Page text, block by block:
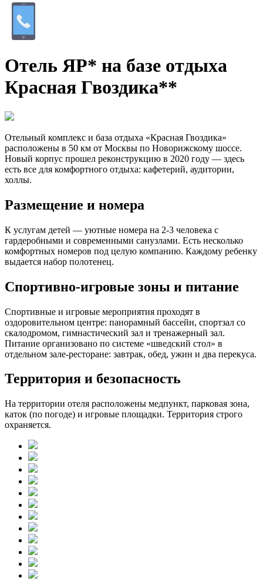
Отель ЯР* на базе отдыха
Красная Гвоздика**
Отельный комплекс и база отдыха «Красная Гвоздика»
расположены в 50 км от Москвы по Новорижскому шоссе.
Новый корпус прошел реконструкцию в 2020 году — здесь
есть все для комфортного отдыха: кафетерий, аудитории,
холлы.
Размещение и номера
К услугам детей — уютные номера на 2-3 человека с
гардеробными и современными санузлами. Есть несколько
комфортных номеров под целую компанию. Каждому ребенку
выдается набор полотенец.
Спортивно-игровые зоны и питание
Спортивные и игровые мероприятия проходят в
оздоровительном центре: панорамный бассейн, спортзал со
скалодромом, гимнастический зал и тренажерный зал.
Питание организовано по системе «шведский стол» в
отдельном зале-ресторане: завтрак, обед, ужин и два перекуса.
Территория и безопасность
На территории отеля расположены медпункт, парковая зона,
каток (по погоде) и игровые площадки. Территория строго
охраняется.